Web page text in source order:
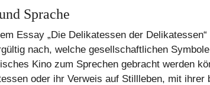
Sprache
Essay „Die Delikatessen der
nach, welche gesellschaftlichen
Kino zum Sprechen gebracht werden
oder ihr Verweis auf Stillleben, mit